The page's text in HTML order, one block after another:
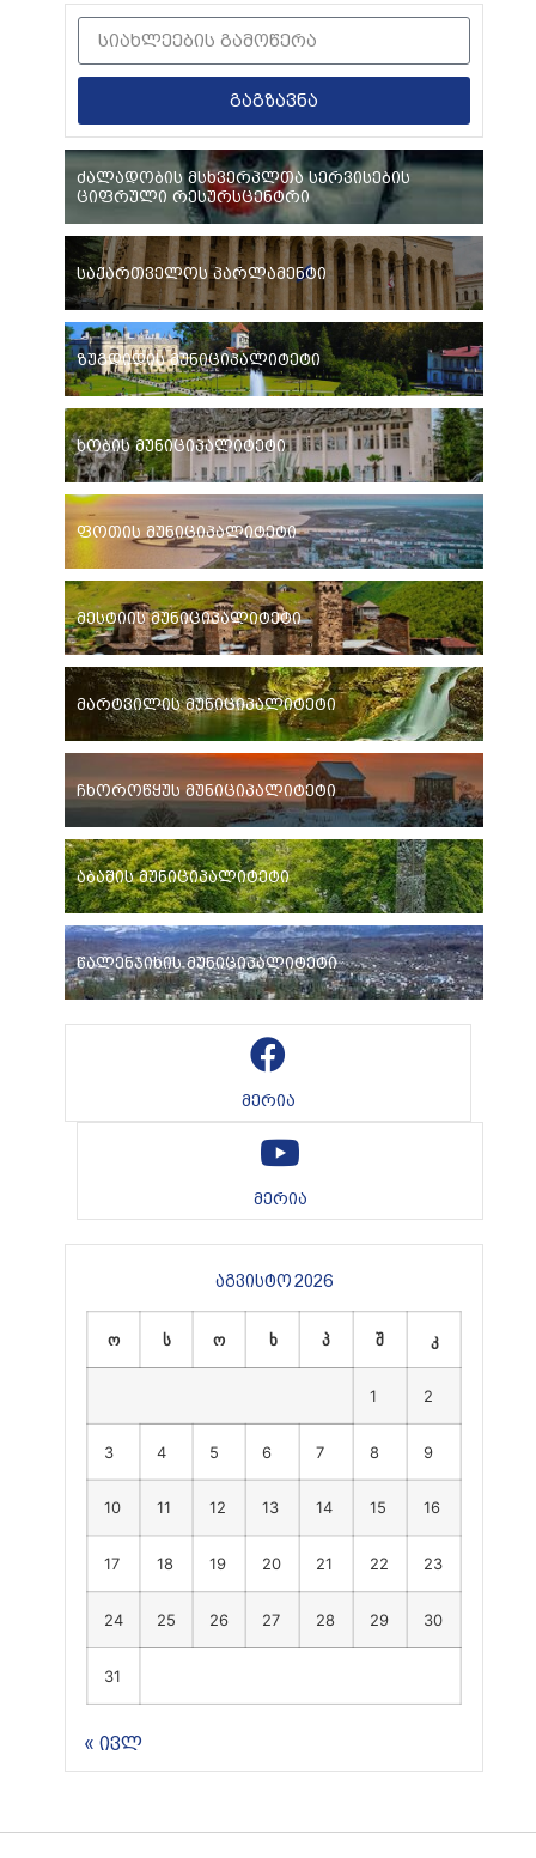
გაგზავნა
ძალადობის მსხვერპლთა სერვისების
ციფრული რესურსცენტრი
საქართველოს პარლამენტი
ზუგდიდის მუნიციპალიტეტი
ხობის მუნიციპალიტეტი
ფოთის მუნიციპალიტეტი
მესტიის მუნიციპალიტეტი
მარტვილის მუნიციპალიტეტი
ჩხოროწყუს მუნიციპალიტეტი
აბაშის მუნიციპალიტეტი
წალენჯიხის მუნიციპალიტეტი
მერია
მერია
აგვისტო 2026
ო ს ო ხ პ შ კ
1 2
3 4 5 6 7 8 9
10 11 12 13 14 15 16
17 18 19 20 21 22 23
24 25 26 27 28 29 30
31
« ივლ